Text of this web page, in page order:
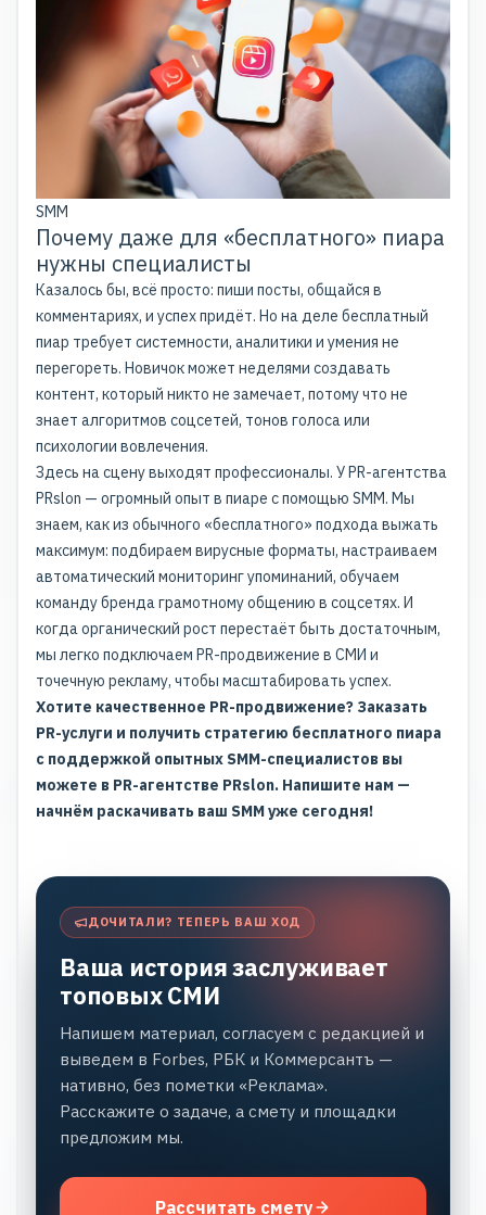
SMM
Почему даже для «бесплатного» пиара
нужны специалисты
Казалось бы, всё просто: пиши посты, общайся в
комментариях, и успех придёт. Но на деле бесплатный
пиар требует системности, аналитики и умения не
перегореть. Новичок может неделями создавать
контент, который никто не замечает, потому что не
знает алгоритмов соцсетей, тонов голоса или
психологии вовлечения.
Здесь на сцену выходят профессионалы. У PR-агентства
PRslon — огромный опыт в пиаре с помощью SMM. Мы
знаем, как из обычного «бесплатного» подхода выжать
максимум: подбираем вирусные форматы, настраиваем
автоматический мониторинг упоминаний, обучаем
команду бренда грамотному общению в соцсетях. И
когда органический рост перестаёт быть достаточным,
мы легко подключаем PR-продвижение в СМИ и
точечную рекламу, чтобы масштабировать успех.
Хотите качественное PR-продвижение? Заказать
PR-услуги и получить стратегию бесплатного пиара
с поддержкой опытных SMM-специалистов вы
можете в PR-агентстве PRslon. Напишите нам —
начнём раскачивать ваш SMM уже сегодня!
ДОЧИТАЛИ? ТЕПЕРЬ ВАШ ХОД
Ваша история заслуживает
топовых СМИ
Напишем материал, согласуем с редакцией и
выведем в Forbes, РБК и Коммерсантъ —
нативно, без пометки «Реклама».
Расскажите о задаче, а смету и площадки
предложим мы.
Рассчитать смету